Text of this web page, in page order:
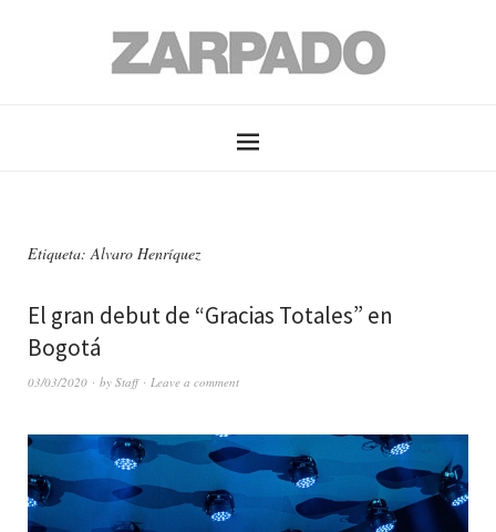
Etiqueta: Alvaro Henríquez
El gran debut de “Gracias Totales” en
Bogotá
03/03/2020 by Staff Leave a comment